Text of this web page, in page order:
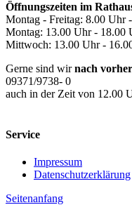
Öffnungszeiten im
Montag - Freitag: 8.00 Uhr
Montag: 13.00 Uhr - 18.00
Mittwoch: 13.00 Uhr -
Gerne sind wirnach
09371/9738- 0
auch in der Zeit von 12.00
Service
Impressum
Datenschutzerklärung
Seitenanfang